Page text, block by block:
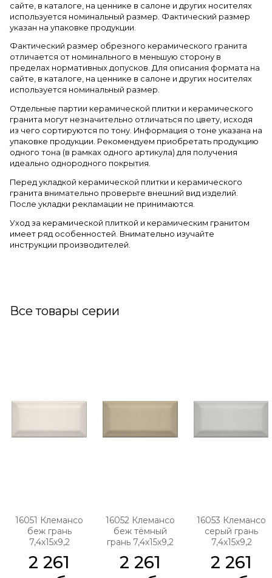
сайте, в каталоге, на ценнике в салоне и других носителях
используется номинальный размер. Фактический размер
указан на упаковке продукции.
Фактический размер обрезного керамического гранита
отличается от номинального в меньшую сторону в
пределах нормативных допусков. Для описания формата на
сайте, в каталоге, на ценнике в салоне и других носителях
используется номинальный размер.
Отдельные партии керамической плитки и керамического
гранита могут незначительно отличаться по цвету, исходя
из чего сортируются по тону. Информация о тоне указана на
упаковке продукции. Рекомендуем приобретать продукцию
одного тона (в рамках одного артикула) для получения
идеально однородного покрытия.
Перед укладкой керамической плитки и керамического
гранита внимательно проверьте внешний вид изделий.
После укладки рекламации не принимаются.
Уход за керамической плиткой и керамическим гранитом
имеет ряд особенностей. Внимательно изучайте
инструкции производителей.
Все товары серии
16051 Клемансо
беж грань
7,4х15х9,2
2 261
16052 Клемансо
беж тёмный
грань 7,4х15х9,2
2 261
16053 Клемансо
серый грань
7,4х15х9,2
2 261